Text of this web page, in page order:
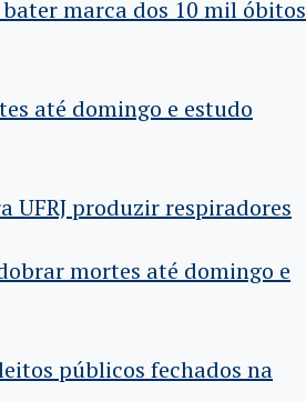
marca dos 10 mil óbitos
até domingo e estudo
UFRJ produzir respiradores
mortes até domingo e
públicos fechados na